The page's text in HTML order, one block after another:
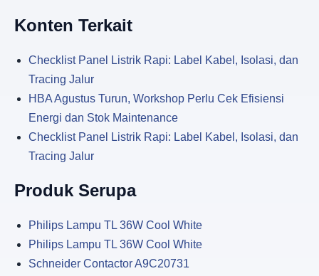
Konten Terkait
Checklist Panel Listrik Rapi: Label Kabel, Isolasi, dan
Tracing Jalur
HBA Agustus Turun, Workshop Perlu Cek Efisiensi
Energi dan Stok Maintenance
Checklist Panel Listrik Rapi: Label Kabel, Isolasi, dan
Tracing Jalur
Produk Serupa
Philips Lampu TL 36W Cool White
Philips Lampu TL 36W Cool White
Schneider Contactor A9C20731